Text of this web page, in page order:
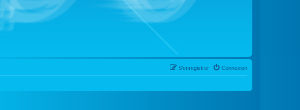
Connexion
S’enregistrer